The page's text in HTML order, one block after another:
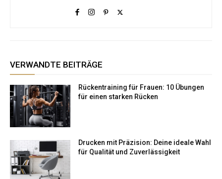
VERWANDTE BEITRÄGE
Rückentraining für Frauen: 10 Übungen
für einen starken Rücken
Drucken mit Präzision: Deine ideale Wahl
für Qualität und Zuverlässigkeit